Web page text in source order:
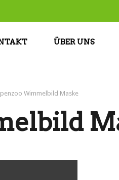
ÜBER UNS
Wimmelbild Maske